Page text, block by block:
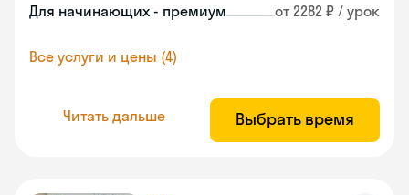
Для начинающих - премиум от 2282 ₽ / урок
Все услуги и цены (4)
Читать дальше Выбрать время